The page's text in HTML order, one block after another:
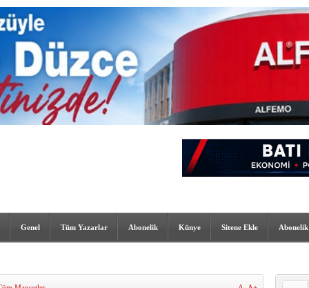
Genel Tüm Yazarlar Abonelik Künye Sitene Ekle Abonelik